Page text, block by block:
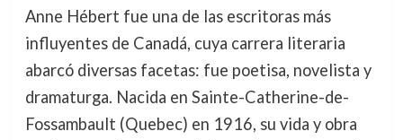
Anne Hébert fue una de las escritoras más
influyentes de Canadá, cuya carrera literaria
abarcó diversas facetas: fue poetisa, novelista y
dramaturga. Nacida en Sainte-Catherine-de-
Fossambault (Quebec) en 1916, su vida y obra